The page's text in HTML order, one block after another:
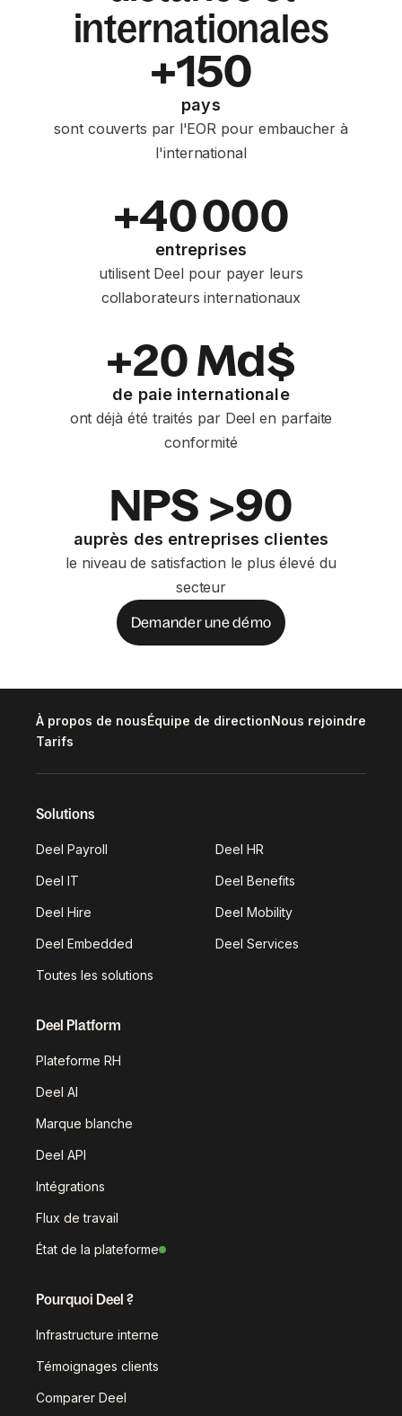
internationales
+150
pays
sont couverts par l'EOR pour embaucher à
l'international
+40 000
entreprises
utilisent Deel pour payer leurs
collaborateurs internationaux
+20 Md$
de paie internationale
ont déjà été traités par Deel en parfaite
conformité
NPS >90
auprès des entreprises clientes
le niveau de satisfaction le plus élevé du
secteur
Demander une démo
À propos de nousÉquipe de directionNous rejoindre
Tarifs
Solutions
Deel Payroll Deel HR
Deel IT Deel Benefits
Deel Hire Deel Mobility
Deel Embedded Deel Services
Toutes les solutions
Deel Platform
Plateforme RH
Deel AI
Marque blanche
Deel API
Intégrations
Flux de travail
État de la plateforme
Pourquoi Deel ?
Infrastructure interne
Témoignages clients
Comparer Deel